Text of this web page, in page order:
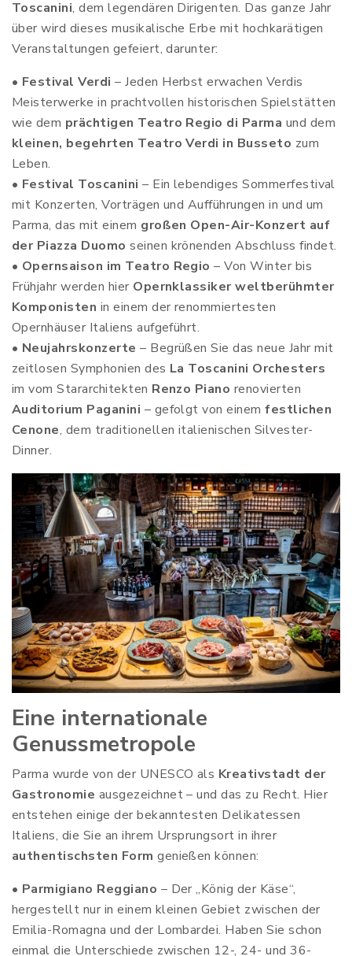
Toscanini, dem legendären Dirigenten. Das ganze Jahr
über wird dieses musikalische Erbe mit hochkarätigen
Veranstaltungen gefeiert, darunter:
• Festival Verdi – Jeden Herbst erwachen Verdis
Meisterwerke in prachtvollen historischen Spielstätten
wie dem prächtigen Teatro Regio di Parma und dem
kleinen, begehrten Teatro Verdi in Busseto zum
Leben.
• Festival Toscanini – Ein lebendiges Sommerfestival
mit Konzerten, Vorträgen und Aufführungen in und um
Parma, das mit einem großen Open-Air-Konzert auf
der Piazza Duomo seinen krönenden Abschluss findet.
• Opernsaison im Teatro Regio – Von Winter bis
Frühjahr werden hier Opernklassiker weltberühmter
Komponisten in einem der renommiertesten
Opernhäuser Italiens aufgeführt.
• Neujahrskonzerte – Begrüßen Sie das neue Jahr mit
zeitlosen Symphonien des La Toscanini Orchesters
im vom Stararchitekten Renzo Piano renovierten
Auditorium Paganini – gefolgt von einemfestlichen
Cenone, dem traditionellen italienischen Silvester-
Dinner.
Eine internationale
Genussmetropole
Parma wurde von der UNESCO als Kreativstadt der
Gastronomie ausgezeichnet – und das zu Recht. Hier
entstehen einige der bekanntesten Delikatessen
Italiens, die Sie an ihrem Ursprungsort in ihrer
authentischsten Form genießen können:
• Parmigiano Reggiano – Der „König der Käse“,
hergestellt nur in einem kleinen Gebiet zwischen der
Emilia-Romagna und der Lombardei. Haben Sie schon
einmal die Unterschiede zwischen 12-, 24- und 36-